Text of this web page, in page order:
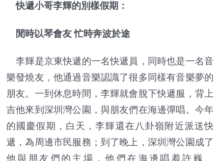
快遞小哥李輝的別樣假期：
閒時以琴會友 忙時奔波於途
李輝是京東快遞的一名快遞員，同時也是一名音
樂發燒友，他通過音樂認識了很多同樣有音樂夢的
朋友。一到休息時間，李輝就會脫下快遞服，背上
吉他來到深圳灣公園，與朋友們在海邊彈唱。今年
的國慶假期，白天，李輝還在八卦嶺附近派送快
遞，為周邊市民服務；到了晚上，深圳灣公園成了
他與朋友們的主場，他們在海邊唱着許巍、